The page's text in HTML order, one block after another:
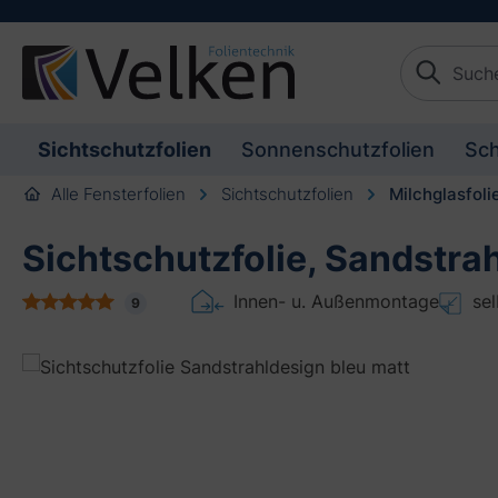
springen Zur Beschreibung springen
Sichtschutzfolien Sonnenschutzfolien
Alle Fensterfolien Sichtschutzfolien
Bildergalerie überspringen
Sichtschutzfolie,
9 Innen- u. Außenmontage